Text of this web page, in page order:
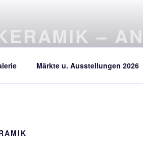
–
Märkte u. Ausstellungen 2026